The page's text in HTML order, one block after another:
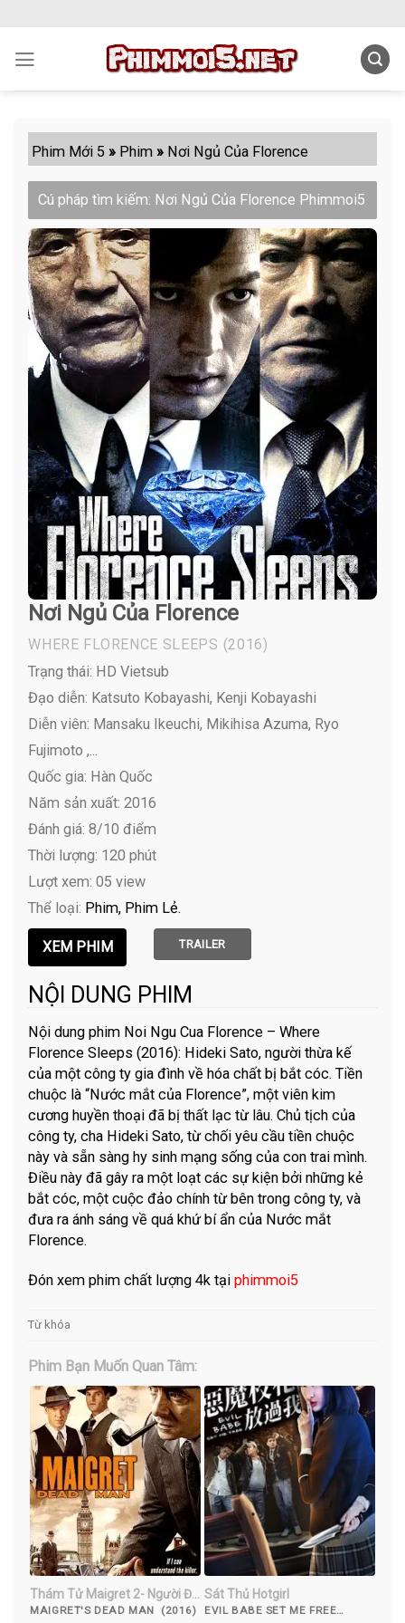
content
Phim Mới 5 » Phim » Nơi Ngủ Của Florence
Cú pháp tìm kiếm: Nơi Ngủ Của Florence Phimmoi5
Nơi Ngủ Của Florence
WHERE FLORENCE SLEEPS (2016)
Trạng thái: HD Vietsub
Đạo diễn: Katsuto Kobayashi, Kenji Kobayashi
Diễn viên: Mansaku Ikeuchi, Mikihisa Azuma, Ryo
Fujimoto ,...
Quốc gia: Hàn Quốc
Năm sản xuất: 2016
Đánh giá: 8/10 điểm
Thời lượng: 120 phút
Lượt xem: 05 view
Thể loại: Phim Phim Lẻ
TRAILER
NỘI DUNG PHIM
Nội dung phim Noi Ngu Cua Florence – Where
Florence Sleeps (2016): Hideki Sato, người thừa kế
của một công ty gia đình về hóa chất bị bắt cóc. Tiền
chuộc là “Nước mắt của Florence”, một viên kim
cương huyền thoại đã bị thất lạc từ lâu. Chủ tịch của
công ty, cha Hideki Sato, từ chối yêu cầu tiền chuộc
này và sẵn sàng hy sinh mạng sống của con trai mình.
Điều này đã gây ra một loạt các sự kiện bởi những kẻ
bắt cóc, một cuộc đảo chính từ bên trong công ty, và
đưa ra ánh sáng về quá khứ bí ẩn của Nước mắt
Florence.
Đón xem phim chất lượng 4k tạiphimmoi5
Từ khóa
Phim Bạn Muốn Quan Tâm:
Thám Tử Maigret 2- Người Đã
Khuất
MAIGRET'S DEAD MAN (2016)
Sát Thủ Hotgirl
EVIL BABE SET ME FREE